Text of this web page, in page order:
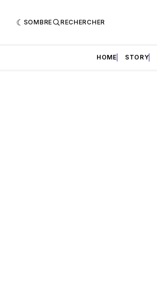
SOMBRE RECHERCHER
HOME STORY